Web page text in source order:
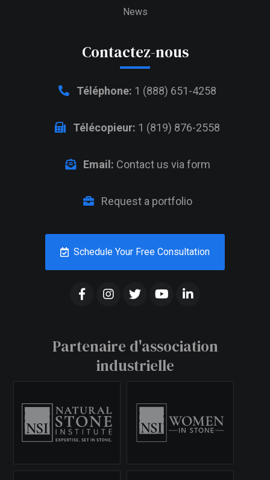
News
Contactez-nous
Téléphone: 1 (888) 651-4258
Télécopieur: 1 (819) 876-2558
Email: Contact us via form
Request a portfolio
Schedule Your Free Consultation
Partenaire d'association
industrielle